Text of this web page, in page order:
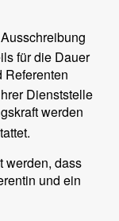
für die Dauer
Referenten
Dienststelle
werden
werden, dass
und ein